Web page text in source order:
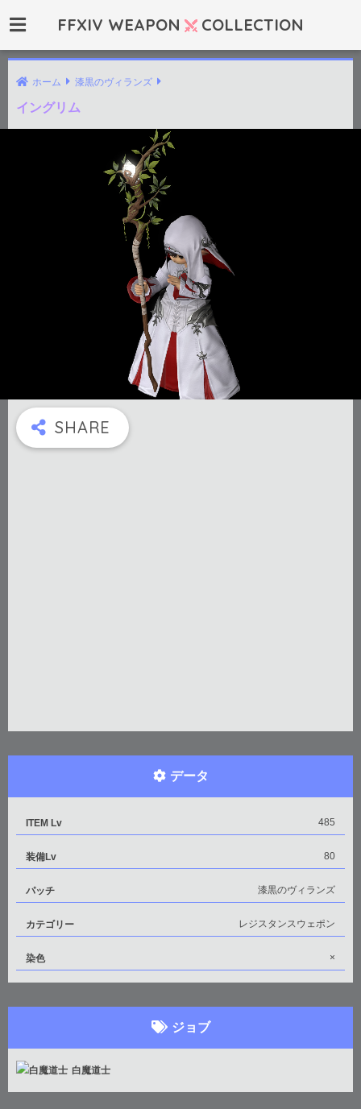
FFXIV WEAPON COLLECTION
ホーム 漆黒のヴィランズ
イングリム
データ
ITEM Lv 485
装備Lv 80
パッチ 漆黒のヴィランズ
カテゴリー レジスタンスウェポン
染色 ×
ジョブ
白魔道士